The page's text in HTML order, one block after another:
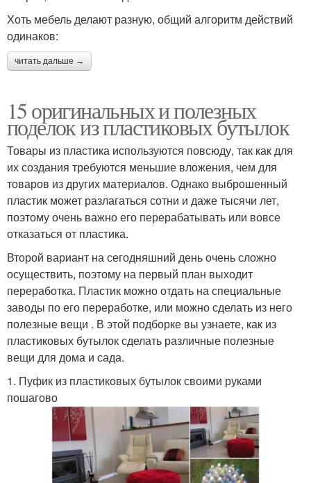
Хоть мебель делают разную, общий алгоритм действий
одинаков:
читать дальше →
15 оригинальных и полезных
поделок из пластиковых бутылок
Товары из пластика используются повсюду, так как для
их создания требуются меньшие вложения, чем для
товаров из других материалов. Однако выброшенный
пластик может разлагаться сотни и даже тысячи лет,
поэтому очень важно его перерабатывать или вовсе
отказаться от пластика.
Второй вариант на сегодняшний день очень сложно
осуществить, поэтому на первый план выходит
переработка. Пластик можно отдать на специальные
заводы по его переработке, или можно сделать из него
полезные вещи . В этой подборке вы узнаете, как из
пластиковых бутылок сделать различные полезные
вещи для дома и сада.
1. Пуфик из пластиковых бутылок своими руками
пошагово